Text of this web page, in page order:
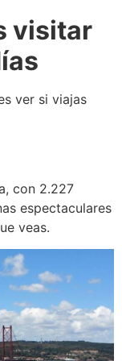
visitar
ver si viajas
con 2.227
espectaculares
veas.